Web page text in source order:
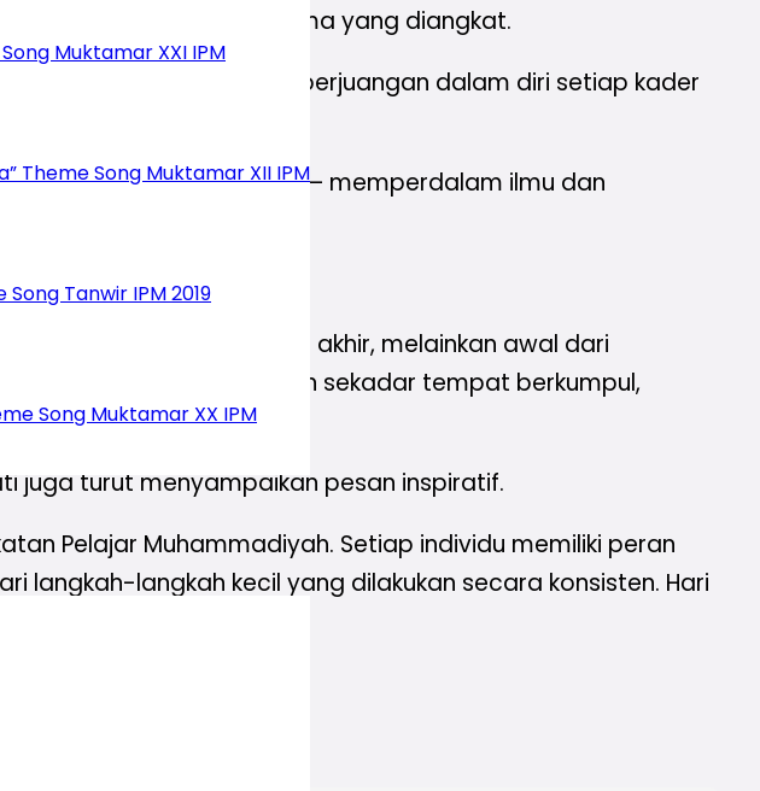
Muktamar XXI IPM
Theme Song Muktamar XII IPM
Tanwir IPM 2019
Song Muktamar XX IPM
sejalan dengan tema yang diangkat.
semangat dan ghirah perjuangan dalam diri setiap kader
yang penuh manfaat — memperdalam ilmu dan
(MoT) PKDTM 1.
ingat, ini bukanlah garis akhir, melainkan awal dari
kalian berada. IPM bukan sekadar tempat berkumpul,
juga turut menyampaikan pesan inspiratif.
Pelajar Muhammadiyah. Setiap individu memiliki peran
langkah-langkah kecil yang dilakukan secara konsisten. Hari
siapa,” katanya.